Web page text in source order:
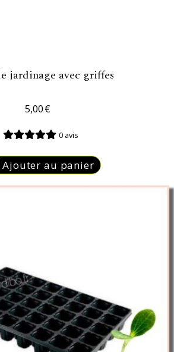
jardinage avec griffes
5,00€
0 avis
Ajouter au panier